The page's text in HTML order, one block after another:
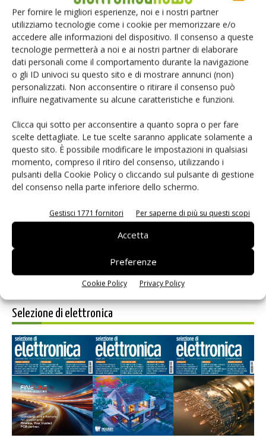
Per fornire le migliori esperienze, noi e i nostri partner
utilizziamo tecnologie come i cookie per memorizzare e/o
accedere alle informazioni del dispositivo. Il consenso a queste
tecnologie permetterà a noi e ai nostri partner di elaborare
dati personali come il comportamento durante la navigazione
o gli ID univoci su questo sito e di mostrare annunci (non)
personalizzati. Non acconsentire o ritirare il consenso può
influire negativamente su alcune caratteristiche e funzioni.
Clicca qui sotto per acconsentire a quanto sopra o per fare
scelte dettagliate. Le tue scelte saranno applicate solamente a
questo sito. È possibile modificare le impostazioni in qualsiasi
momento, compreso il ritiro del consenso, utilizzando i
pulsanti della Cookie Policy o cliccando sul pulsante di gestione
del consenso nella parte inferiore dello schermo.
Gestisci 1771 fornitori Per saperne di più su questi scopi
Accetta
Preferenze
Cookie Policy Privacy Policy
Salva il mio nome, email e sito web in questo browser per i
Selezione di elettronica